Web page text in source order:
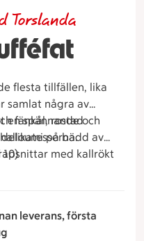
Torslanda
flesta tillfällen, lika
samlat några av
en spännande och
fänkål, rostad
på bädd av
med kallrökt
krispig sallad,
leverans, första